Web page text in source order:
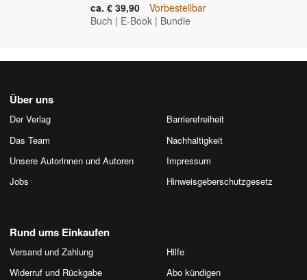
ca. € 39,90
Vorbestellbar
Buch | E-Book | Bundle
Über uns
Der Verlag
Das Team
Unsere Autorinnen und Autoren
Jobs
Barrierefreiheit
Nachhaltigkeit
Impressum
Hinweis­geber­schutz­gesetz
Rund ums Einkaufen
Versand und Zahlung
Widerruf und Rückgabe
Hilfe
Abo kündigen